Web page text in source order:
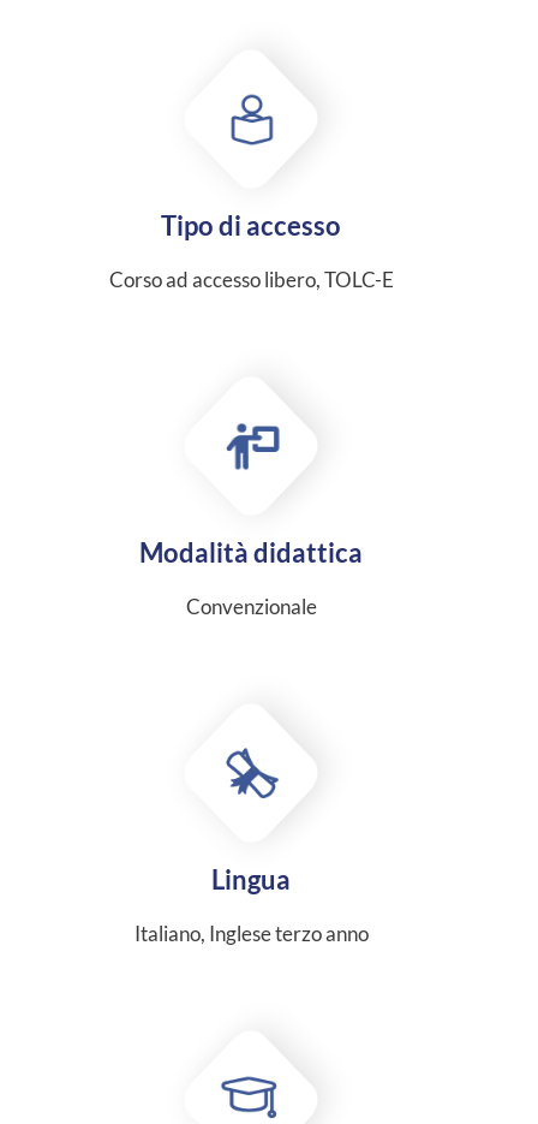
Tipo di accesso
Corso ad accesso libero, TOLC-E
Modalità didattica
Convenzionale
Lingua
Italiano, Inglese terzo anno